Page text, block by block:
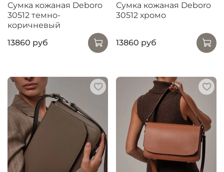
Сумка кожаная Deboro
30512 темно-
коричневый
13860 руб
Сумка кожаная Deboro
30512 хромо
13860 руб